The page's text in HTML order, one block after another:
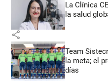
La Clínica
la salud
share
Team
la meta; el
días